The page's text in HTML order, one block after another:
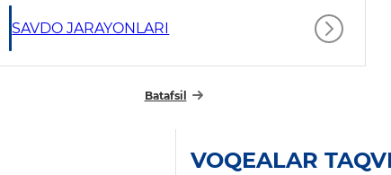
SAVDO JARAYONLARI
Batafsil
VOQEALAR